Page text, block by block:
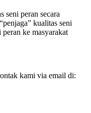
seni peran secara
kualitas seni
ke masyarakat
kami via email di: